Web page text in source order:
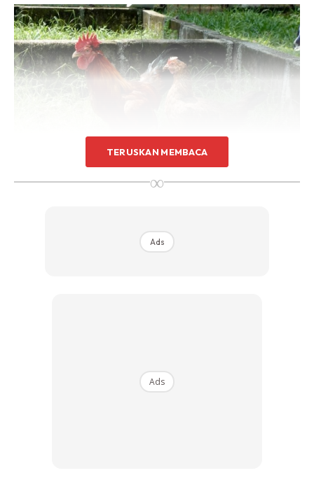
Sentuhan Midas penuh kemewahan dan elegant
untuk kediaman anda.
Rahsia dari IMPIANA, download sekarang di
berbeza. Kira nanti telur itu jadi mix lah. Oleh itu, jika anda
TERUSKAN MEMBACA
∞
Ads
Ads